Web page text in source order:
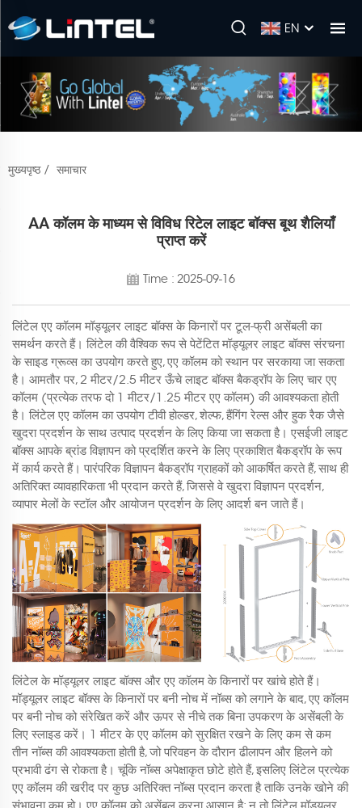
EN
मुख्यपृष्ठ/ समाचार
AA कॉलम के माध्यम से विविध रिटेल लाइट बॉक्स बूथ शैलियाँ
प्राप्त करें
Time : 2025-09-16
लिंटेल एए कॉलम मॉड्यूलर लाइट बॉक्स के किनारों पर टूल-फ्री असेंबली का
समर्थन करते हैं। लिंटेल की वैश्विक रूप से पेटेंटित मॉड्यूलर लाइट बॉक्स संरचना
के साइड ग्रूव्स का उपयोग करते हुए, एए कॉलम को स्थान पर सरकाया जा सकता
है। आमतौर पर, 2 मीटर/2.5 मीटर ऊँचे लाइट बॉक्स बैकड्रॉप के लिए चार एए
कॉलम (प्रत्येक तरफ दो 1 मीटर/1.25 मीटर एए कॉलम) की आवश्यकता होती
है। लिंटेल एए कॉलम का उपयोग टीवी होल्डर, शेल्फ, हैंगिंग रेल्स और हुक रैक जैसे
खुदरा प्रदर्शन के साथ उत्पाद प्रदर्शन के लिए किया जा सकता है। एसईजी लाइट
बॉक्स आपके ब्रांड विज्ञापन को प्रदर्शित करने के लिए प्रकाशित बैकड्रॉप के रूप
में कार्य करते हैं। पारंपरिक विज्ञापन बैकड्रॉप ग्राहकों को आकर्षित करते हैं, साथ ही
अतिरिक्त व्यावहारिकता भी प्रदान करते हैं, जिससे वे खुदरा विज्ञापन प्रदर्शन,
व्यापार मेलों के स्टॉल और आयोजन प्रदर्शन के लिए आदर्श बन जाते हैं।
लिंटेल के मॉड्यूलर लाइट बॉक्स और एए कॉलम के किनारों पर खांचे होते हैं।
मॉड्यूलर लाइट बॉक्स के किनारों पर बनी नोच में नॉब्स को लगाने के बाद, एए कॉलम
पर बनी नोच को संरेखित करें और ऊपर से नीचे तक बिना उपकरण के असेंबली के
लिए स्लाइड करें। 1 मीटर के एए कॉलम को सुरक्षित रखने के लिए कम से कम
तीन नॉब्स की आवश्यकता होती है, जो परिवहन के दौरान ढीलापन और हिलने को
प्रभावी ढंग से रोकता है। चूंकि नॉब्स अपेक्षाकृत छोटे होते हैं, इसलिए लिंटेल प्रत्येक
एए कॉलम की खरीद पर कुछ अतिरिक्त नॉब्स प्रदान करता है ताकि उनके खोने की
संभावना कम हो। एए कॉलम को असेंबल करना आसान है; न तो लिंटेल मॉड्यूलर